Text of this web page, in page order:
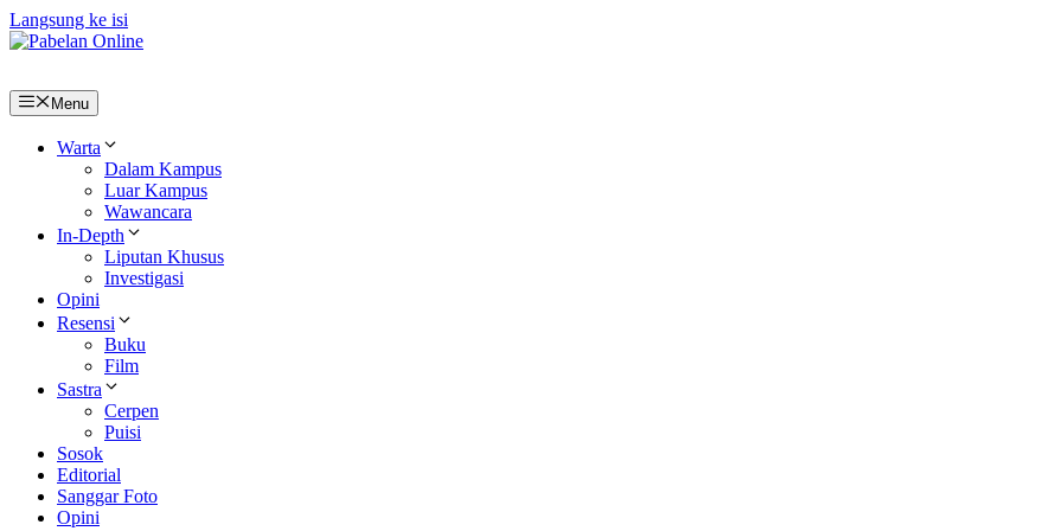
Langsung ke isi
Menu
Warta
Dalam Kampus
Luar Kampus
Wawancara
In-Depth
Liputan Khusus
Investigasi
Opini
Resensi
Buku
Film
Sastra
Cerpen
Puisi
Sosok
Editorial
Sanggar Foto
Opini